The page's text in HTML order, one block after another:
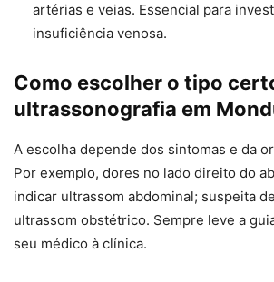
artérias e veias. Essencial para
insuficiência venosa.
Como escolher o tipo
ultrassonografia em
A escolha depende dos sintomas e da
Por exemplo, dores no lado direito do
indicar ultrassom abdominal; suspeita
ultrassom obstétrico. Sempre leve a
seu médico à clínica.